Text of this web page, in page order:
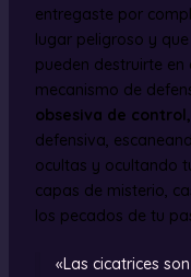
entregaste por
lugar peligroso y
pueden destruirte
mecanismo de
obsesiva de
defensiva,
ocultas y ocultando
capas de misterio,
los pecados de tu
«Las cicatrices